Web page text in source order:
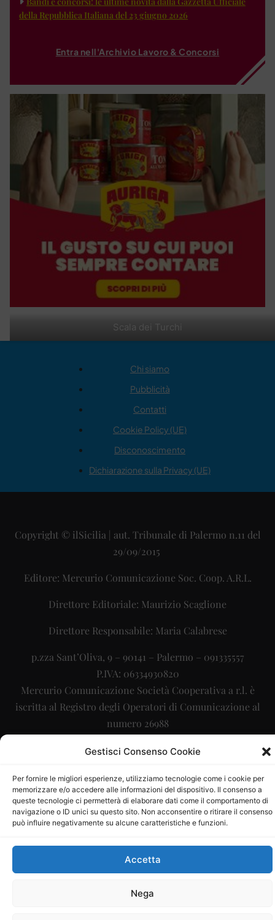
Gestisci Consenso Cookie
Per fornire le migliori esperienze, utilizziamo tecnologie come i cookie per
memorizzare e/o accedere alle informazioni del dispositivo. Il consenso a
queste tecnologie ci permetterà di elaborare dati come il comportamento di
navigazione o ID unici su questo sito. Non acconsentire o ritirare il consenso
può influire negativamente su alcune caratteristiche e funzioni.
Accetta
Nega
Scala dei Turchi
della Repubblica Italiana del 23 giugno 2026
Entra nell'Archivio Lavoro & Concorsi
Chi siamo
Pubblicità
Contatti
Cookie Policy (UE)
Disconoscimento
Dichiarazione sulla Privacy (UE)
Copyright © ilSicilia | aut. Tribunale di Palermo n.11 del
29/09/2015
Editore: Mercurio Comunicazione Soc. Coop. A.R.L.
Direttore Editoriale: Maurizio Scaglione
Direttore Responsabile: Maria Calabrese
p.zza Sant’Oliva, 9 – 90141 – Palermo – 091335557
P.IVA: 06334930820
Mercurio Comunicazione Società Cooperativa a r.l. è
iscritta al Registro degli Operatori di Comunicazione al
numero 26988
Sito gestito daLa Digitale srl–info@ladigitale.it